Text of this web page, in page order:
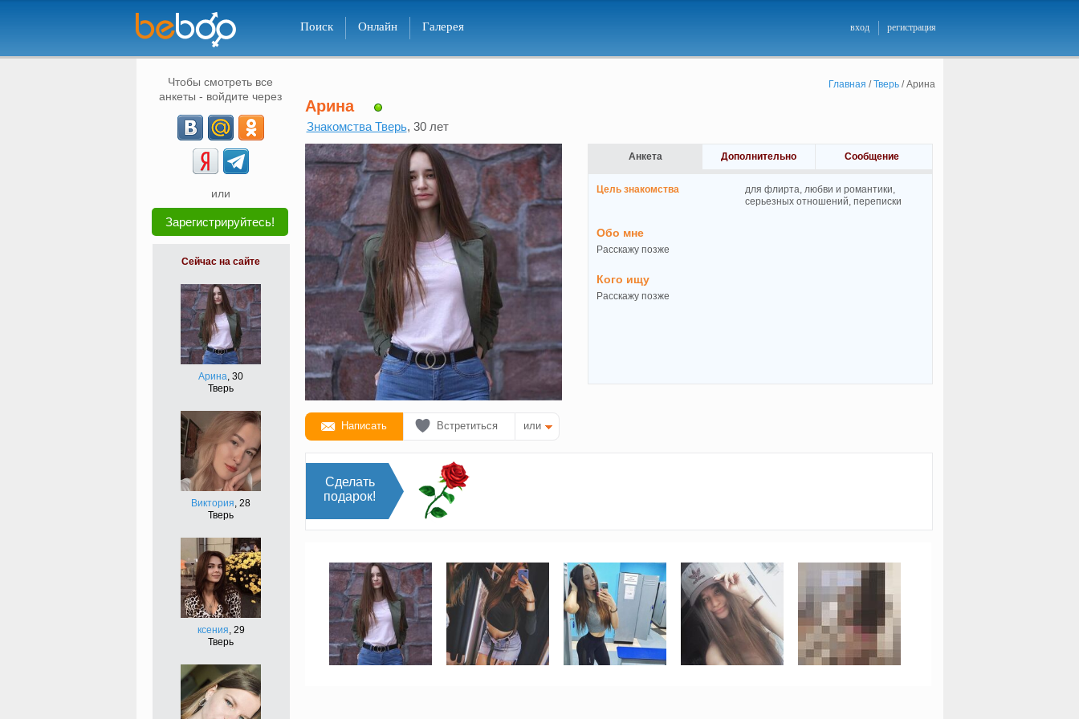
Поиск Онлайн Галерея вход регистрация
Чтобы смотреть все
анкеты - войдите через
или
Зарегистрируйтесь!
Сейчас на сайте
Арина, 30
Тверь
Виктория, 28
Тверь
ксения, 29
Тверь
Главная /Тверь/Арина
Арина
Знакомства Тверь, 30 лет
Написать Встретиться или
Анкета Дополнительно Сообщение
Цель знакомства
для флирта, любви и романтики,
cерьезных отношений, переписки
Обо мне
Расскажу позже
Кого ищу
Расскажу позже
Сделать
подарок!